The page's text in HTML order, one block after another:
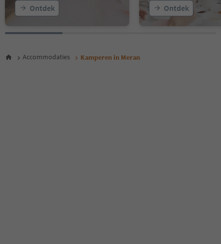
Ontdek Ontdek
Accommodaties Kamperen in Meran